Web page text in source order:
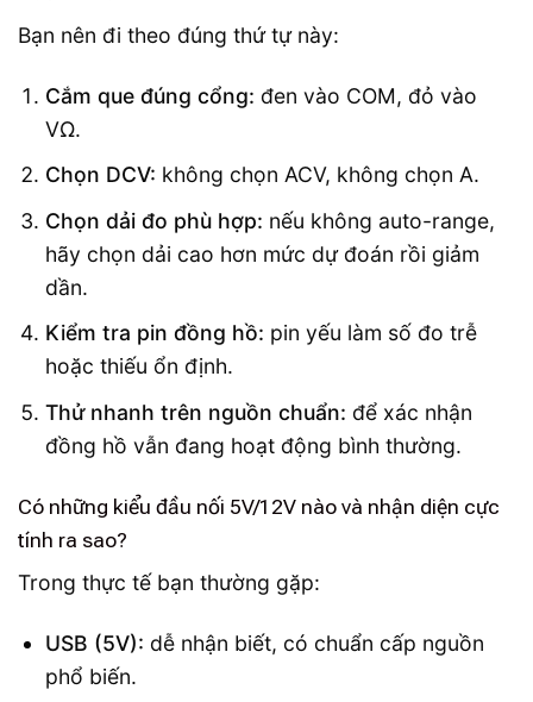
Bạn nên đi theo đúng thứ tự này:
Cắm que đúng cổng: đen vào COM, đỏ vào
VΩ.
Chọn DCV: không chọn ACV, không chọn A.
Chọn dải đo phù hợp: nếu không auto-range,
hãy chọn dải cao hơn mức dự đoán rồi giảm
dần.
Kiểm tra pin đồng hồ: pin yếu làm số đo trễ
hoặc thiếu ổn định.
Thử nhanh trên nguồn chuẩn: để xác nhận
đồng hồ vẫn đang hoạt động bình thường.
Có những kiểu đầu nối 5V/12V nào và nhận diện cực
tính ra sao?
Trong thực tế bạn thường gặp:
USB (5V): dễ nhận biết, có chuẩn cấp nguồn
phổ biến.